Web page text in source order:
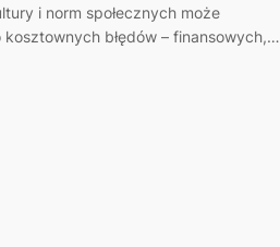
i norm społecznych może
błędów – finansowych,…